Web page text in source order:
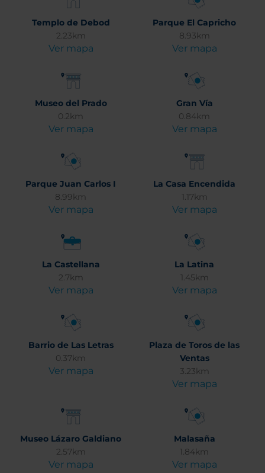
Templo de Debod
2.23km
Ver mapa
Parque El Capricho
8.93km
Ver mapa
Museo del Prado
0.2km
Ver mapa
Gran Vía
0.84km
Ver mapa
Parque Juan Carlos I
8.99km
Ver mapa
La Casa Encendida
1.17km
Ver mapa
La Castellana
2.7km
Ver mapa
La Latina
1.45km
Ver mapa
Barrio de Las Letras
0.37km
Ver mapa
Plaza de Toros de las
Ventas
3.23km
Ver mapa
Museo Lázaro Galdiano
2.57km
Ver mapa
Malasaña
1.84km
Ver mapa